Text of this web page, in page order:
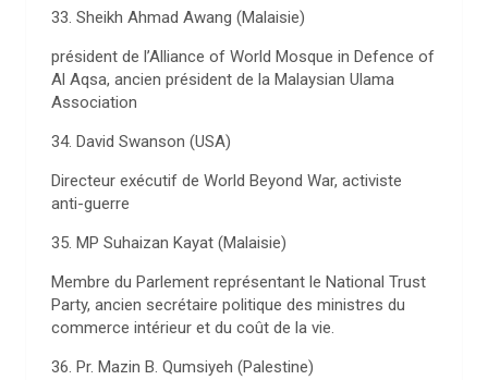
33. Sheikh Ahmad Awang (Malaisie)
président de l’Alliance of World Mosque in Defence of
Al Aqsa, ancien président de la Malaysian Ulama
Association
34. David Swanson (USA)
Directeur exécutif de World Beyond War, activiste
anti-guerre
35. MP Suhaizan Kayat (Malaisie)
Membre du Parlement représentant le National Trust
Party, ancien secrétaire politique des ministres du
commerce intérieur et du coût de la vie.
36. Pr. Mazin B. Qumsiyeh (Palestine)